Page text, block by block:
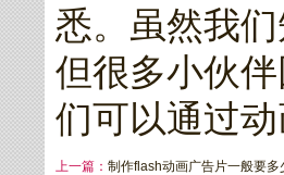
悉。虽然我
但很多小伙
们可以通过
上一篇： 制作flash动画广告片一般要多